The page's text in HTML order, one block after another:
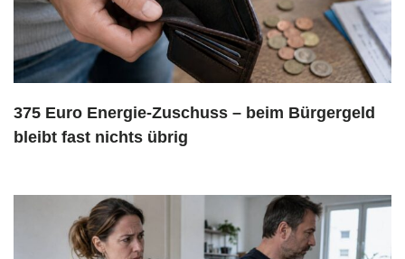
375 Euro Energie-Zuschuss – beim Bürgergeld
bleibt fast nichts übrig